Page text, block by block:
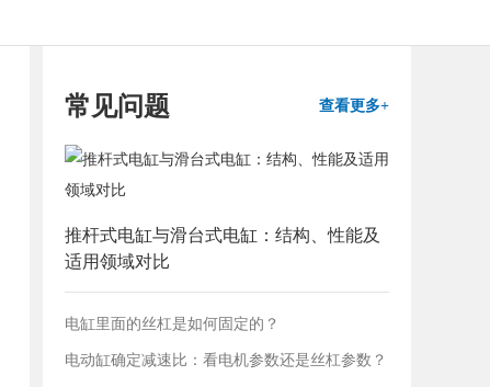
常见问题 查看更多+
推杆式电缸与滑台式电缸：结构、性能及
适用领域对比
电缸里面的丝杠是如何固定的？
电动缸确定减速比：看电机参数还是丝杠参数？